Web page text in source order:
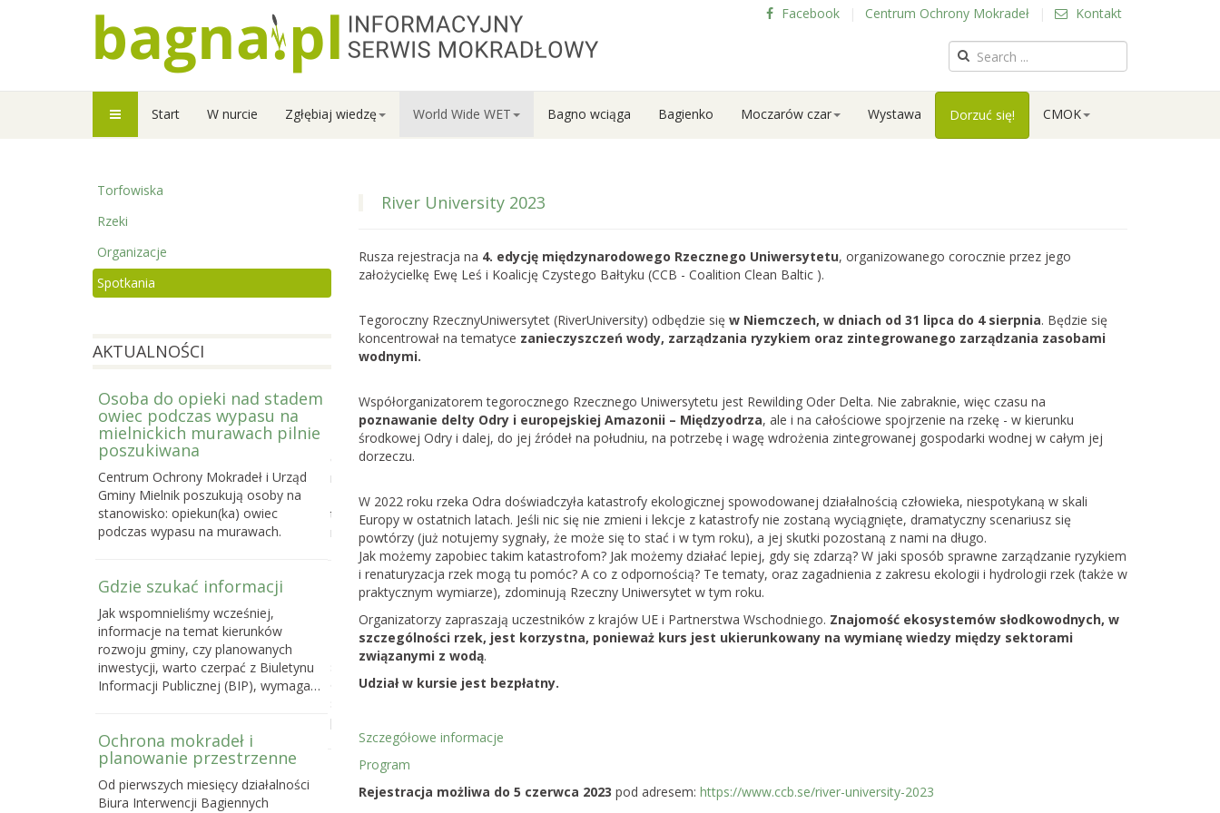
Facebook | Centrum Ochrony Mokradeł | Kontakt
Start W nurcie Zgłębiaj wiedzę World Wide WET Bagno wciąga Bagienko Moczarów czar Wystawa Dorzuć się! CMOK
River University 2023
Rusza rejestracja na 4. edycję międzynarodowego Rzecznego Uniwersytetu, organizowanego corocznie przez jego
założycielkę Ewę Leś i Koalicję Czystego Bałtyku (CCB - Coalition Clean Baltic ).
Tegoroczny RzecznyUniwersytet (RiverUniversity) odbędzie się w Niemczech, w dniach od 31 lipca do 4 sierpnia. Będzie się
koncentrował na tematyce zanieczyszczeń wody, zarządzania ryzykiem oraz zintegrowanego zarządzania zasobami
wodnymi.
Współorganizatorem tegorocznego Rzecznego Uniwersytetu jest Rewilding Oder Delta. Nie zabraknie, więc czasu na
poznawanie delty Odry i europejskiej Amazonii – Międzyodrza, ale i na całościowe spojrzenie na rzekę - w kierunku
środkowej Odry i dalej, do jej źródeł na południu, na potrzebę i wagę wdrożenia zintegrowanej gospodarki wodnej w całym jej
dorzeczu.
W 2022 roku rzeka Odra doświadczyła katastrofy ekologicznej spowodowanej działalnością człowieka, niespotykaną w skali
Europy w ostatnich latach. Jeśli nic się nie zmieni i lekcje z katastrofy nie zostaną wyciągnięte, dramatyczny scenariusz się
powtórzy (już notujemy sygnały, że może się to stać i w tym roku), a jej skutki pozostaną z nami na długo.
Jak możemy zapobiec takim katastrofom? Jak możemy działać lepiej, gdy się zdarzą? W jaki sposób sprawne zarządzanie ryzykiem
i renaturyzacja rzek mogą tu pomóc? A co z odpornością? Te tematy, oraz zagadnienia z zakresu ekologii i hydrologii rzek (także w
praktycznym wymiarze), zdominują Rzeczny Uniwersytet w tym roku.
Organizatorzy zapraszają uczestników z krajów UE i Partnerstwa Wschodniego. Znajomość ekosystemów słodkowodnych, w
szczególności rzek, jest korzystna, ponieważ kurs jest ukierunkowany na wymianę wiedzy między sektorami
związanymi z wodą.
Udział w kursie jest bezpłatny.
Szczegółowe informacje
Program
Rejestracja możliwa do 5 czerwca 2023 pod adresem: https://www.ccb.se/river-university-2023
Torfowiska
Rzeki
Organizacje
Spotkania
AKTUALNOŚCI
Osoba do opieki nad stadem
owiec podczas wypasu na
mielnickich murawach pilnie
poszukiwana
Centrum Ochrony Mokradeł i Urząd
Gminy Mielnik poszukują osoby na
stanowisko: opiekun(ka) owiec
podczas wypasu na murawach.
Gdzie szukać informacji
Jak wspomnieliśmy wcześniej,
informacje na temat kierunków
rozwoju gminy, czy planowanych
inwestycji, warto czerpać z Biuletynu
Informacji Publicznej (BIP), wymaga…
Ochrona mokradeł i
planowanie przestrzenne
Od pierwszych miesięcy działalności
Biura Interwencji Bagiennych
Prowadzimy nabór do
Letniej Szkoły Bagiennej
2026
Centrum Ochrony Mokradeł otwiera
nabór do trzeciej edycji Letniej Szkoły
Bagiennej, czyli tygodniowego
terenowego kursu ekologii i ochrony
mokradeł, która…
Poselski projekt ustawy o
zmianie ustawy o ochronie
przyrody
Do 16 maja br. możesz zabrać głos w
sprawie poselskiego projektu ustawy
o ochronie przyrody dającej
powstawania…
Dlaczego mokradła i
torfowiska potrzebują